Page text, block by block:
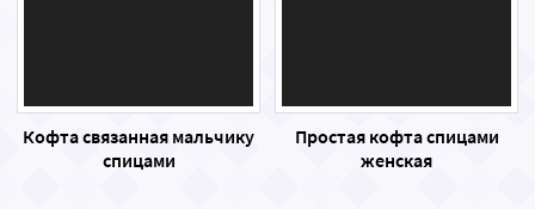
Кофта связанная мальчику
спицами
Простая кофта спицами
женская